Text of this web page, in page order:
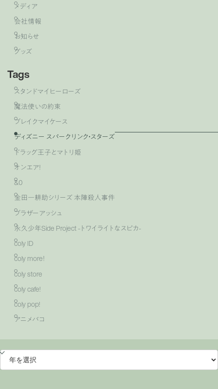
メディア
会社情報
お知らせ
グッズ
Tags
スタンドマイヒーローズ
魔法使いの約束
ブレイクマイケース
ディズニー スパークリンク・スターズ
ドラッグ王子とマトリ姫
オンエア！
&0
金田一耕助シリーズ 本陣殺人事件
ブラザーアッシュ
永久少年Side Project -トワイライトなスピカ-
coly ID
coly more！
coly store
coly cafe!
coly pop!
アニメバコ